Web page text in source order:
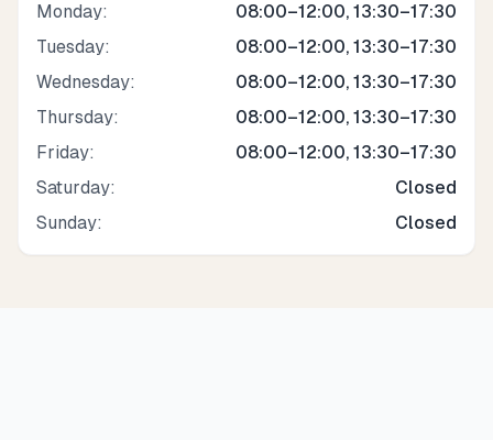
Monday:
08:00–12:00, 13:30–17:30
Tuesday:
08:00–12:00, 13:30–17:30
Wednesday:
08:00–12:00, 13:30–17:30
Thursday:
08:00–12:00, 13:30–17:30
Friday:
08:00–12:00, 13:30–17:30
Saturday:
Closed
Sunday: Closed